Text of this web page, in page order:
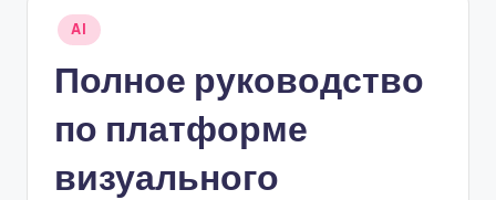
Опубликовано
AI
Полное руководство
по платформе
визуального